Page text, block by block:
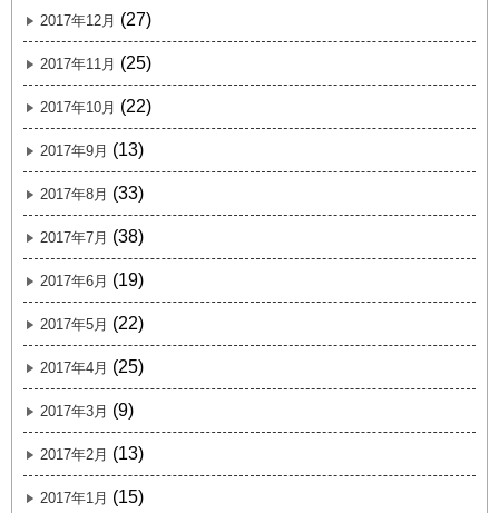
2017年12月 (27)
2017年11月 (25)
2017年10月 (22)
2017年9月 (13)
2017年8月 (33)
2017年7月 (38)
2017年6月 (19)
2017年5月 (22)
2017年4月 (25)
2017年3月 (9)
2017年2月 (13)
2017年1月 (15)